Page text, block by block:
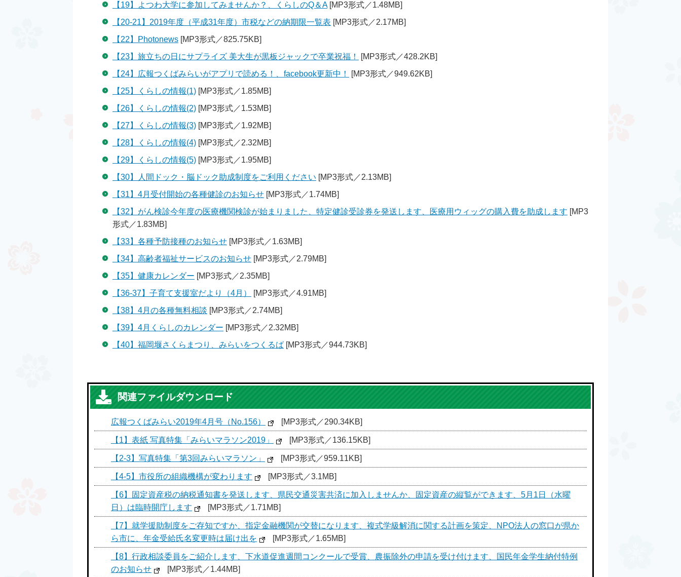
【19】よつわ大学に参加してみませんか？、くらしのQ＆A[MP3形式／1.48MB]
【20-21】2019年度（平成31年度）市税などの納期限一覧表 [MP3形式／2.17MB]
【22】Photonews [MP3形式／825.75KB]
【23】旅立ちの日にサプライズ 美大生が黒板ジャックで卒業祝福！
[MP3形式／428.2KB]
【24】広報つくばみらいがアプリで読める！、facebook更新中！
[MP3形式／949.62KB]
【25】くらしの情報(1) [MP3形式／1.85MB]
【26】くらしの情報(2) [MP3形式／1.53MB]
【27】くらしの情報(3) [MP3形式／1.92MB]
【28】くらしの情報(4) [MP3形式／2.32MB]
【29】くらしの情報(5) [MP3形式／1.95MB]
【30】人間ドック・脳ドック助成制度をご利用ください [MP3形式／2.13MB]
【31】4月受付開始の各種健診のお知らせ [MP3形式／1.74MB]
【32】がん検診今年度の医療機関検診が始まりました、特定健診受診券を発送します、医療用ウィッグの購入費を助成します [MP3
形式／1.83MB]
【33】各種予防接種のお知らせ [MP3形式／1.63MB]
【34】高齢者福祉サービスのお知らせ [MP3形式／2.79MB]
【35】健康カレンダー [MP3形式／2.35MB]
【36-37】子育て支援室だより（4月）
[MP3形式／4.91MB]
【38】4月の各種無料相談 [MP3形式／2.74MB]
【39】4月くらしのカレンダー [MP3形式／2.32MB]
【40】福岡堰さくらまつり、みらいをつくるば [MP3形式／944.73KB]
関連ファイルダウンロード
広報つくばみらい2019年4月号（No.156） [MP3形式／290.34KB]
【1】表紙 写真特集「みらいマラソン2019」 [MP3形式／136.15KB]
【2-3】写真特集「第3回みらいマラソン」 [MP3形式／959.11KB]
【4-5】市役所の組織機構が変わります [MP3形式／3.1MB]
【6】固定資産税の納税通知書を発送します、県民交通災害共済に加入しませんか、固定資産の縦覧ができます、5月1日（水曜
日）は臨時開庁します
[MP3形式／1.71MB]
【7】就学援助制度をご存知ですか、指定金融機関が交替になります、複式学級解消に関する計画を策定、NPO法人の窓口が県か
ら市に、年金受給氏名変更時は届け出を
[MP3形式／1.65MB]
【8】行政相談委員をご紹介します、下水道促進週間コンクールで受賞、農振除外の申請を受け付けます、国民年金学生納付特例
のお知らせ
[MP3形式／1.44MB]